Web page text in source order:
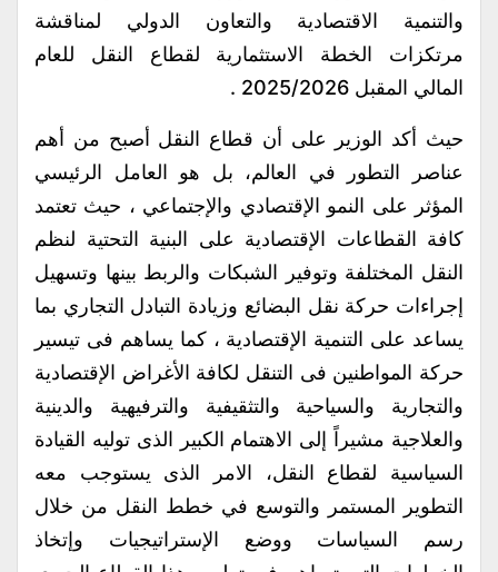
والتنمية الاقتصادية والتعاون الدولي لمناقشة
مرتكزات الخطة الاستثمارية لقطاع النقل للعام
المالي المقبل 2025/2026 .
حيث أكد الوزير على أن قطاع النقل أصبح من أهم
عناصر التطور في العالم، بل هو العامل الرئيسي
المؤثر على النمو الإقتصادي والإجتماعي ، حيث تعتمد
كافة القطاعات الإقتصادية على البنية التحتية لنظم
النقل المختلفة وتوفير الشبكات والربط بينها وتسهيل
إجراءات حركة نقل البضائع وزيادة التبادل التجاري بما
يساعد على التنمية الإقتصادية ، كما يساهم فى تيسير
حركة المواطنين فى التنقل لكافة الأغراض الإقتصادية
والتجارية والسياحية والتثقيفية والترفيهية والدينية
والعلاجية مشيراً إلى الاهتمام الكبير الذى توليه القيادة
السياسية لقطاع النقل، الامر الذى يستوجب معه
التطوير المستمر والتوسع في خطط النقل من خلال
رسم السياسات ووضع الإستراتيجيات وإتخاذ